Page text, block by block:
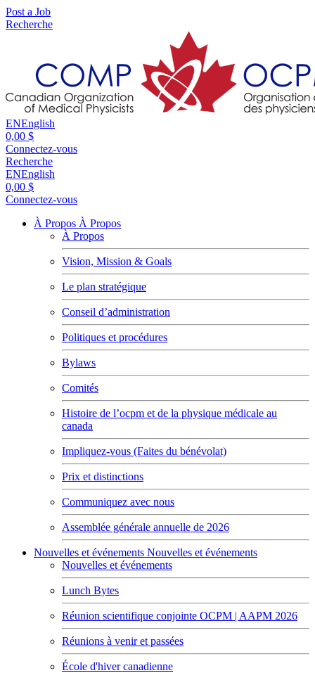
Post a Job
Recherche
ENEnglish
0,00 $
Connectez-vous
Recherche
ENEnglish
0,00 $
Connectez-vous
À Propos À Propos
À Propos
Vision, Mission & Goals
Le plan stratégique
Conseil d’administration
Politiques et procédures
Bylaws
Comités
Histoire de l’ocpm et de la physique médicale au
canada
Impliquez-vous (Faites du bénévolat)
Prix et distinctions
Communiquez avec nous
Assemblée générale annuelle de 2026
Nouvelles et événements Nouvelles et événements
Nouvelles et événements
Lunch Bytes
Réunion scientifique conjointe OCPM | AAPM 2026
Réunions à venir et passées
École d'hiver canadienne